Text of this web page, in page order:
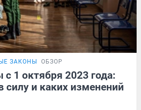
ЗАКОНЫ ОБЗОР
1 октября 2023 года:
силу и каких изменений